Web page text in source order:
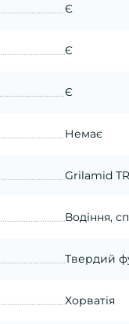
Є
Є
Є
Немає
Grilamid
Водіння,
Твердий
Хорватія